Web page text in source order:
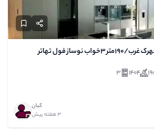
نوساز فول تهاتر
1404
3
کیان
3 هفته پیش